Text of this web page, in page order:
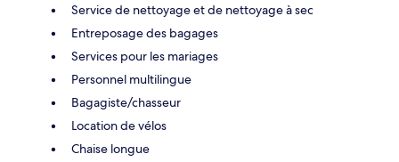
Service de nettoyage et de nettoyage à sec
Entreposage des bagages
Services pour les mariages
Personnel multilingue
Bagagiste/chasseur
Location de vélos
Chaise longue